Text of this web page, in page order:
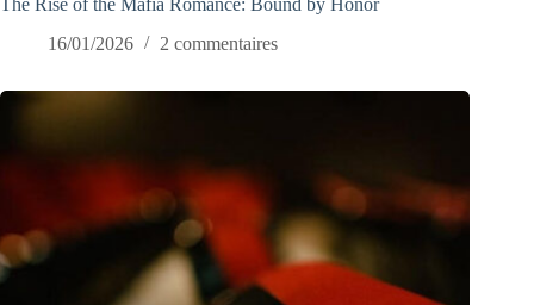
The Rise of the Mafia Romance: Bound by Honor
16/01/2026
2 commentaires